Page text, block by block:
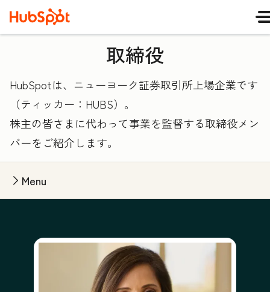
取締役
HubSpotは、ニューヨーク証券取引所上場企業です
（ティッカー：HUBS）。
株主の皆さまに代わって事業を監督する取締役メン
バーをご紹介します。
Menu